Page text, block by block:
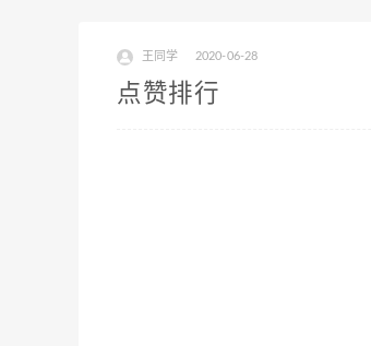
王同学 2020-06-28
点赞排行